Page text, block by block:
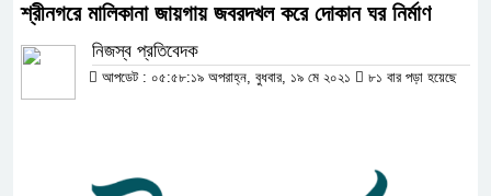
শ্রীনগরে মালিকানা জায়গায় জবরদখল করে দোকান ঘর নির্মাণ
নিজস্ব প্রতিবেদক
আপডেট : ০৫:৫৮:১৯ অপরাহ্ন, বুধবার, ১৯ মে ২০২১ ৮১ বার পড়া হয়েছে